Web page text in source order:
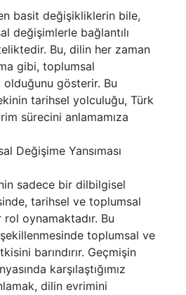
basit değişikliklerin bile,
değişimlerle bağlantılı
Bu, dilin her zaman
gibi, toplumsal
olduğunu gösterir. Bu
tarihsel yolculuğu, Türk
sürecini anlamamıza
Değişime Yansıması
sadece bir dilbilgisel
tarihsel ve toplumsal
oynamaktadır. Bu
toplumsal ve
barındırır. Geçmişin
karşılaştığımız
dilin evrimini